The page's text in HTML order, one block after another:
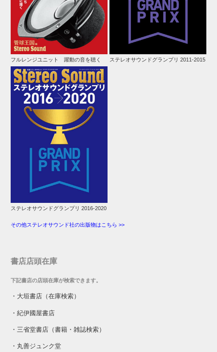
フルレンジユニット 躍動の音を聴く ステレオサウンドグランプリ 2011-2015
ステレオサウンドグランプリ 2016-2020
その他ステレオサウンド社の出版物はこちら >>
書店店頭在庫
下記書店の店頭在庫が検索できます。
・ 大垣書店（在庫検索）
・紀伊國屋書店
・ 三省堂書店（書籍・雑誌検索）
・ 丸善ジュンク堂